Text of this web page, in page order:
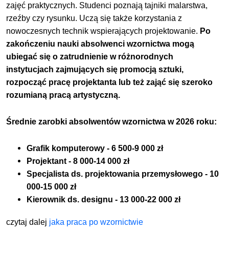
zajęć praktycznych. Studenci poznają tajniki malarstwa,
rzeźby czy rysunku. Uczą się także korzystania z
nowoczesnych technik wspierających projektowanie. Po
zakończeniu nauki absolwenci wzornictwa mogą
ubiegać się o zatrudnienie w różnorodnych
instytucjach zajmujących się promocją sztuki,
rozpocząć pracę projektanta lub też zająć się szeroko
rozumianą pracą artystyczną.
Średnie zarobki absolwentów wzornictwa w 2026 roku:
Grafik komputerowy - 6 500-9 000 zł
Projektant - 8 000-14 000 zł
Specjalista ds. projektowania przemysłowego - 10
000-15 000 zł
Kierownik ds. designu - 13 000-22 000 zł
czytaj dalej jaka praca po wzornictwie